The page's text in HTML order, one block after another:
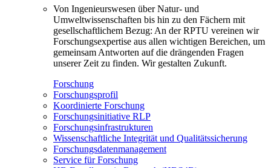
Von Ingenieurswesen über Natur- und
Umweltwissenschaften bis hin zu den Fächern mit
gesellschaftlichem Bezug: An der RPTU vereinen wir
Forschungsexpertise aus allen wichtigen Bereichen, um
gemeinsam Antworten auf die drängenden Fragen
unserer Zeit zu finden. Wir gestalten Zukunft.
Forschung
Forschungsprofil
Koordinierte Forschung
Forschungsinitiative RLP
Forschungsinfrastrukturen
Wissenschaftliche Integrität und Qualitätssicherung
Forschungsdatenmanagement
Service für Forschung